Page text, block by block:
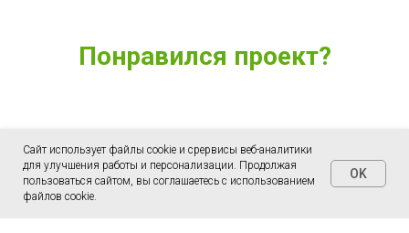
Понравился проект?
Сайт использует файлы cookie и срервисы веб-аналитики
для улучшения работы и персонализации. Продолжая
пользоваться сайтом, вы соглашаетесь с использованием
файлов cookie.
OK